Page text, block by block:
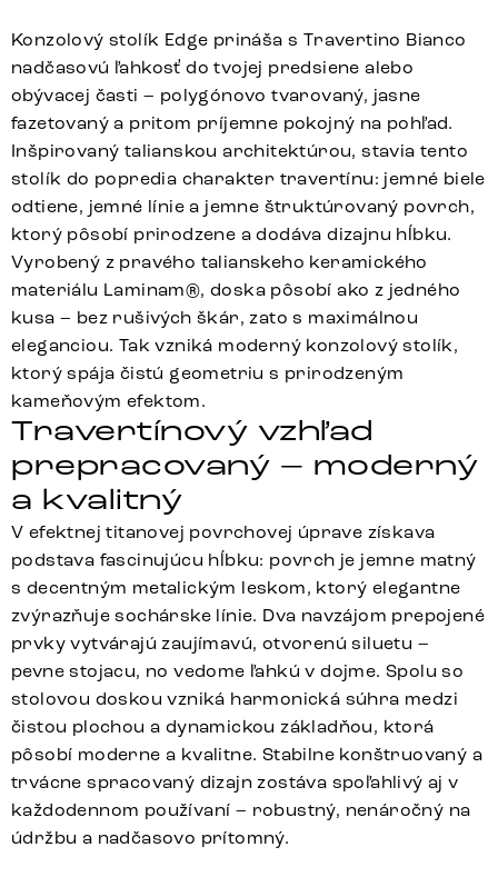
Konzolový stolík Edge prináša s Travertino Bianco
nadčasovú ľahkosť do tvojej predsiene alebo
obývacej časti – polygónovo tvarovaný, jasne
fazetovaný a pritom príjemne pokojný na pohľad.
Inšpirovaný talianskou architektúrou, stavia tento
stolík do popredia charakter travertínu: jemné biele
odtiene, jemné línie a jemne štruktúrovaný povrch,
ktorý pôsobí prirodzene a dodáva dizajnu hĺbku.
Vyrobený z pravého talianskeho keramického
materiálu Laminam®, doska pôsobí ako z jedného
kusa – bez rušivých škár, zato s maximálnou
eleganciou. Tak vzniká moderný konzolový stolík,
ktorý spája čistú geometriu s prirodzeným
kameňovým efektom.
Travertínový vzhľad
prepracovaný – moderný
a kvalitný
V efektnej titanovej povrchovej úprave získava
podstava fascinujúcu hĺbku: povrch je jemne matný
s decentným metalickým leskom, ktorý elegantne
zvýrazňuje sochárske línie. Dva navzájom prepojené
prvky vytvárajú zaujímavú, otvorenú siluetu –
pevne stojacu, no vedome ľahkú v dojme. Spolu so
stolovou doskou vzniká harmonická súhra medzi
čistou plochou a dynamickou základňou, ktorá
pôsobí moderne a kvalitne. Stabilne konštruovaný a
trvácne spracovaný dizajn zostáva spoľahlivý aj v
každodennom používaní – robustný, nenáročný na
údržbu a nadčasovo prítomný.